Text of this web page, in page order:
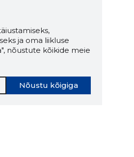
ja oma liikluse
nõustute kõikide meie
Nõustu kõigiga